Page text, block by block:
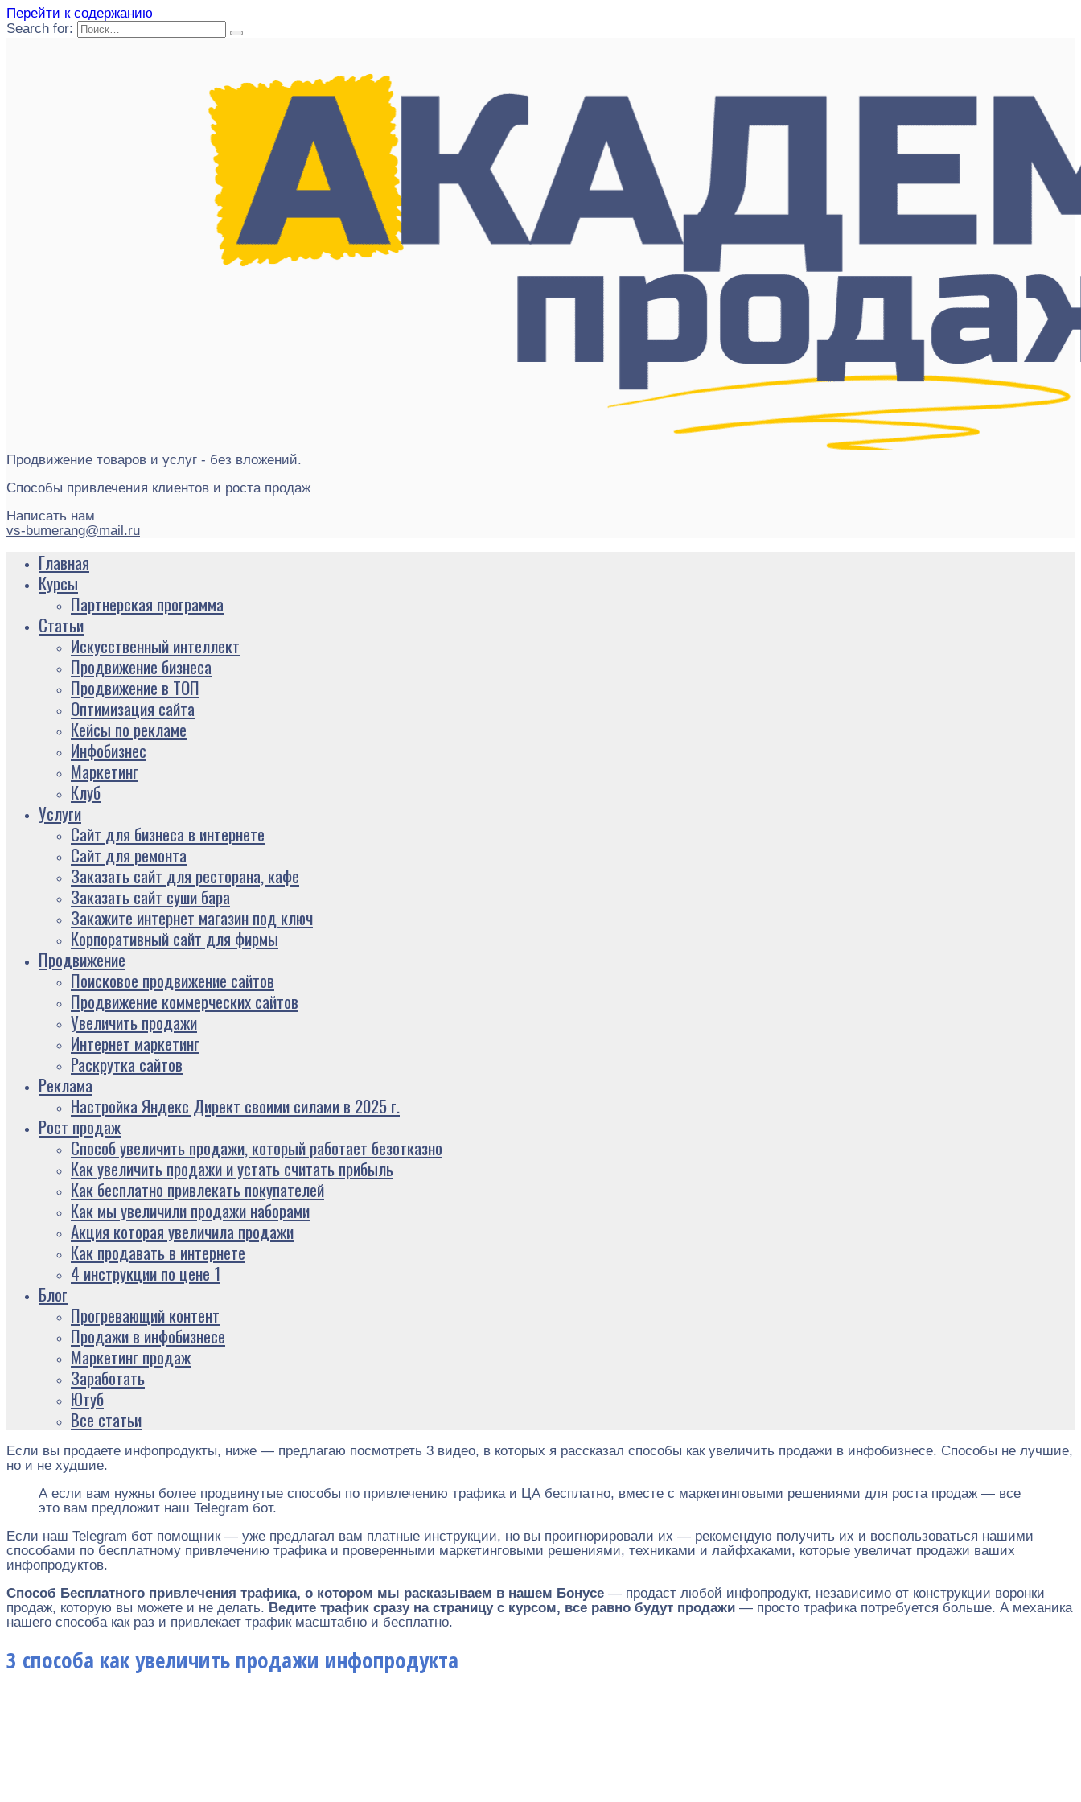
Перейти к содержанию
Search for:
Продвижение товаров и услуг - без вложений.
Способы привлечения клиентов и роста продаж
Написать нам
vs-bumerang@mail.ru
Главная
Курсы
Партнерская программа
Статьи
Искусственный интеллект
Продвижение бизнеса
Продвижение в ТОП
Оптимизация сайта
Кейсы по рекламе
Инфобизнес
Маркетинг
Клуб
Услуги
Сайт для бизнеса в интернете
Сайт для ремонта
Заказать сайт для ресторана, кафе
Заказать сайт суши бара
Закажите интернет магазин под ключ
Корпоративный сайт для фирмы
Продвижение
Поисковое продвижение сайтов
Продвижение коммерческих сайтов
Увеличить продажи
Интернет маркетинг
Раскрутка сайтов
Реклама
Настройка Яндекс Директ своими силами в 2025 г.
Рост продаж
Способ увеличить продажи, который работает безотказно
Как увеличить продажи и устать считать прибыль
Как бесплатно привлекать покупателей
Как мы увеличили продажи наборами
Акция которая увеличила продажи
Как продавать в интернете
4 инструкции по цене 1
Блог
Прогревающий контент
Продажи в инфобизнесе
Маркетинг продаж
Заработать
Ютуб
Все статьи
Если вы продаете инфопродукты, ниже — предлагаю посмотреть 3 видео, в которых я рассказал способы как увеличить продажи в инфобизнесе. Способы не лучшие,
но и не худшие.
А если вам нужны более продвинутые способы по привлечению трафика и ЦА бесплатно, вместе с маркетинговыми решениями для роста продаж — все
это вам предложит наш Telegram бот.
Если наш Telegram бот помощник — уже предлагал вам платные инструкции, но вы проигнорировали их — рекомендую получить их и воспользоваться нашими
способами по бесплатному привлечению трафика и проверенными маркетинговыми решениями, техниками и лайфхаками, которые увеличат продажи ваших
инфопродуктов.
Способ Бесплатного привлечения трафика, о котором мы расказываем в нашем Бонусе — продаст любой инфопродукт, независимо от конструкции воронки
продаж, которую вы можете и не делать. Ведите трафик сразу на страницу с курсом, все равно будут продажи — просто трафика потребуется больше. А механика
нашего способа как раз и привлекает трафик масштабно и бесплатно.
3 способа как увеличить продажи инфопродукта